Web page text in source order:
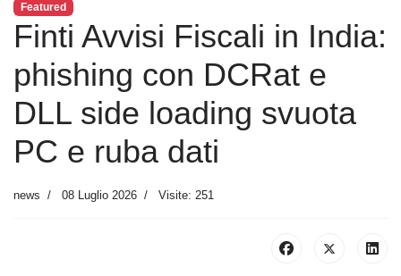
Featured
Finti Avvisi Fiscali in India:
phishing con DCRat e
DLL side loading svuota
PC e ruba dati
news 08 Luglio 2026 Visite: 251